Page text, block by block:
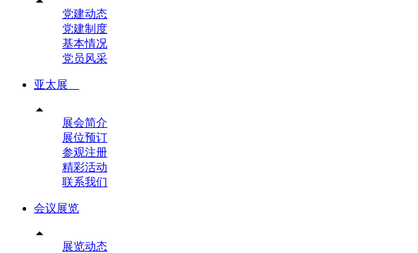
党建动态
党建制度
基本情况
党员风采
亚太展

展会简介
展位预订
参观注册
精彩活动
联系我们
会议展览

展览动态